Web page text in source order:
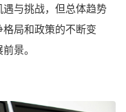
与挑战，但总体趋势
局和政策的不断变
景。